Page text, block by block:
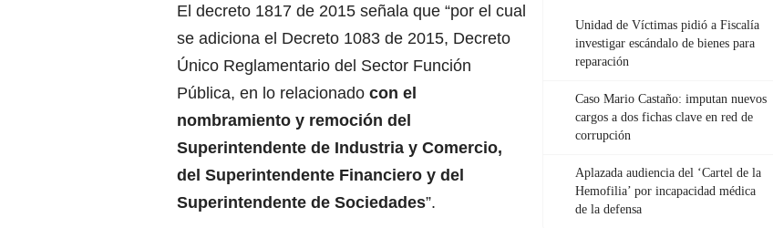
Unidad de Víctimas pidió a Fiscalía
investigar escándalo de bienes para
reparación
Caso Mario Castaño: imputan nuevos
cargos a dos fichas clave en red de
corrupción
Aplazada audiencia del ‘Cartel de la
Hemofilia’ por incapacidad médica
de la defensa
El decreto 1817 de 2015 señala que “por el cual
se adiciona el Decreto 1083 de 2015, Decreto
Único Reglamentario del Sector Función
Pública, en lo relacionado con el
nombramiento y remoción del
Superintendente de Industria y Comercio,
del Superintendente Financiero y del
Superintendente de Sociedades”.